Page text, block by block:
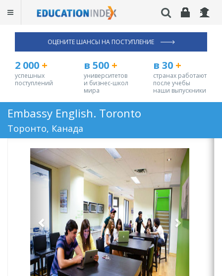
ОЦЕНИТЕ ШАНСЫ НА ПОСТУПЛЕНИЕ
2 000 +
успешных
поступлений
в 500 +
университетов
и бизнес-школ
мира
в 30+
странах работают
после учебы
наши выпускники
Embassy English. Toronto
Торонто, Канада